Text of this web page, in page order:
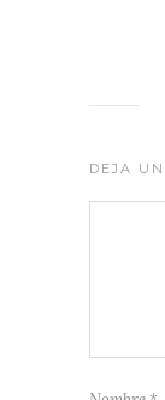
DEJA